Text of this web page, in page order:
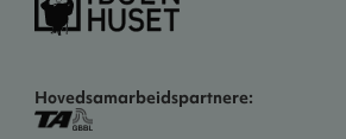
Hovedsamarbeidspartnere: